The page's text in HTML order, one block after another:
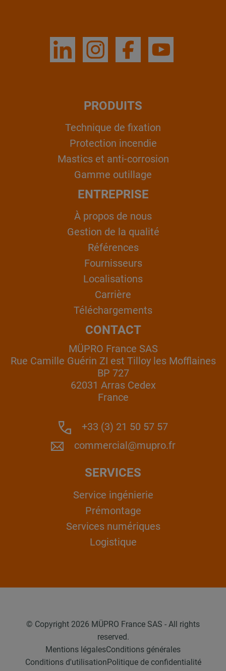
PRODUITS
Technique de fixation
Protection incendie
Mastics et anti-corrosion
Gamme outillage
ENTREPRISE
À propos de nous
Gestion de la qualité
Références
Fournisseurs
Localisations
Carrière
Téléchargements
CONTACT
MÜPRO France SAS
Rue Camille Guérin ZI est Tilloy les Mofflaines
BP 727
62031 Arras Cedex
France
+33 (3) 21 50 57 57
commercial@mupro.fr
SERVICES
Service ingénierie
Prémontage
Services numériques
Logistique
© Copyright 2026 MÜPRO France SAS - All rights
reserved.
Mentions légalesConditions générales
Conditions d'utilisation Politique de confidentialité